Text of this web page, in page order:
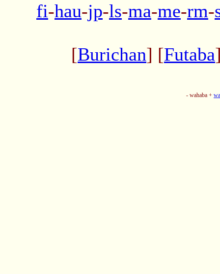
fi-hau-jp-ls-ma-me-rm-
[Burichan] [Futaba
- wahaba +